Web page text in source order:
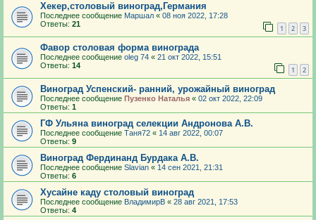
Хекер,столовый виноград,Германия
Последнее сообщение Маршал « 08 ноя 2022, 17:28
Ответы: 21 1 2 3
Фавор столовая форма винограда
Последнее сообщение oleg 74 « 21 окт 2022, 15:51
Ответы: 14 1 2
Виноград Успенский- ранний, урожайный виноград
Последнее сообщение Пузенко Наталья « 02 окт 2022, 22:09
Ответы: 1
ГФ Ульяна виноград селекции Андронова А.В.
Последнее сообщение Таня72 « 14 авг 2022, 00:07
Ответы: 9
Виноград Фердинанд Бурдака А.В.
Последнее сообщение Slavian « 14 сен 2021, 21:31
Ответы: 6
Хусайне каду столовый виноград
Последнее сообщение ВладимирВ « 28 авг 2021, 17:53
Ответы: 4